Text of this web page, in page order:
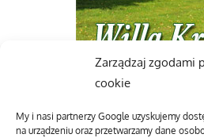
Zarządzaj zgodami
cookie
My i nasi partnerzy Google uzyskujemy
na urządzeniu oraz przetwarzamy dane